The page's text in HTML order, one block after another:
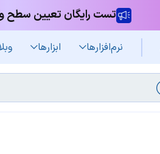
تست رایگان تعیین سطح
نرم‌افزار‌ها ابزارها